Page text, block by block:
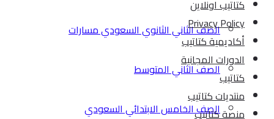
الصف الثاني الثانوي السعودي مسارات
الصف الثاني المتوسط
الصف الخامس الابتدائي السعودي
كتاتيب اونلاين
Privacy Policy
أكاديمية كتاتيب
الدورات المجانية
كتاتيب
منتديات كتاتيب
منصة كتاتيب